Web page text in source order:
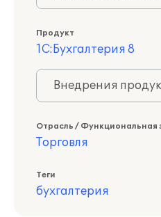
Продукт
1С:Бухгалтерия 8
Внедрения
Отрасль / Функциональная
Торговля
Теги
бухгалтерия